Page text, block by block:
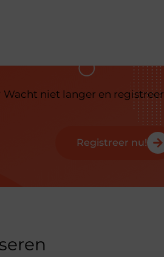
niet langer en registreer
Registreer nu!